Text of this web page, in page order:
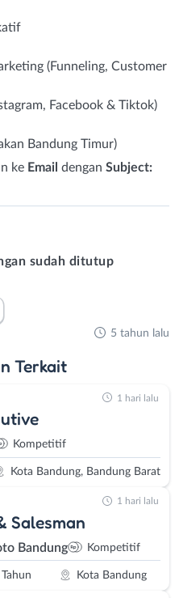
(Funneling, Customer
Facebook & Tiktok)
Bandung Timur)
ke Email dengan Subject:
sudah ditutup
5 tahun lalu
Terkait
Kompetitif
Kota Bandung, Bandung Barat
1 hari lalu
Salesman
Bandung Kompetitif
Kota Bandung
1 hari lalu